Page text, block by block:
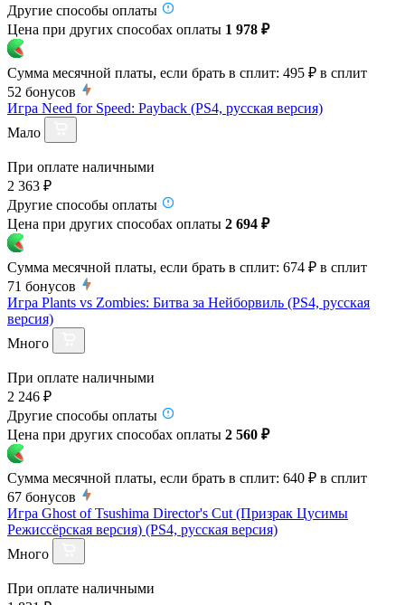
Другие способы оплаты
Цена при других способах оплаты 1 978 ₽
Сумма месячной платы, если брать в сплит: 495 ₽ в сплит
52 бонусов
Игра Need for Speed: Payback (PS4, русская версия)
Мало
При оплате наличными
2 363 ₽
Другие способы оплаты
Цена при других способах оплаты 2 694 ₽
Сумма месячной платы, если брать в сплит: 674 ₽ в сплит
71 бонусов
Игра Plants vs Zombies: Битва за Нейборвиль (PS4, русская
версия)
Много
При оплате наличными
2 246 ₽
Другие способы оплаты
Цена при других способах оплаты 2 560 ₽
Сумма месячной платы, если брать в сплит: 640 ₽ в сплит
67 бонусов
Игра Ghost of Tsushima Director's Cut (Призрак Цусимы
Режиссёрская версия) (PS4, русская версия)
Много
При оплате наличными